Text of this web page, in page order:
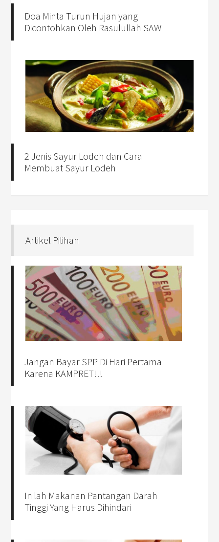
Doa Minta Turun Hujan yang
Dicontohkan Oleh Rasulullah SAW
2 Jenis Sayur Lodeh dan Cara
Membuat Sayur Lodeh
Artikel Pilihan
Jangan Bayar SPP Di Hari Pertama
Karena KAMPRET!!!
Inilah Makanan Pantangan Darah
Tinggi Yang Harus Dihindari